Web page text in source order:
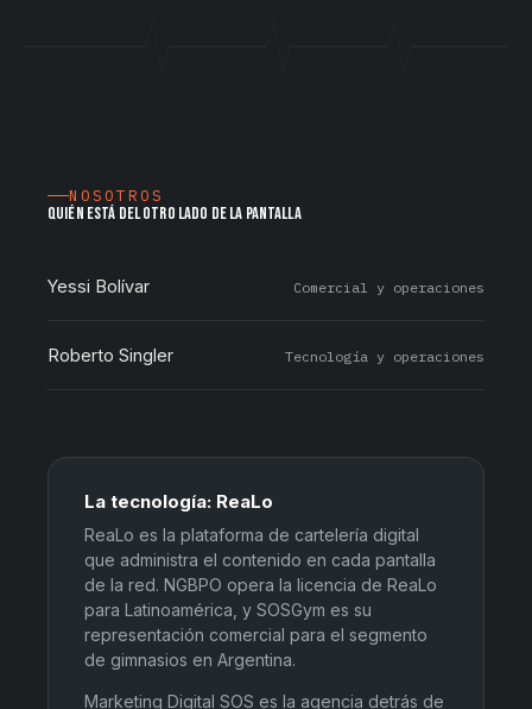
NOSOTROS
QUIÉN ESTÁ DEL OTRO LADO DE LA PANTALLA
Yessi Bolívar Comercial y operaciones
Roberto Singler Tecnología y operaciones
La tecnología: ReaLo
ReaLo es la plataforma de cartelería digital
que administra el contenido en cada pantalla
de la red. NGBPO opera la licencia de ReaLo
para Latinoamérica, y SOSGym es su
representación comercial para el segmento
de gimnasios en Argentina.
Marketing Digital SOS es la agencia detrás de